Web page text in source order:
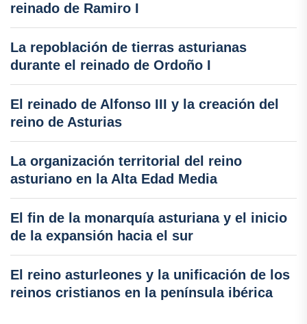
reinado de Ramiro I
La repoblación de tierras asturianas
durante el reinado de Ordoño I
El reinado de Alfonso III y la creación del
reino de Asturias
La organización territorial del reino
asturiano en la Alta Edad Media
El fin de la monarquía asturiana y el inicio
de la expansión hacia el sur
El reino asturleones y la unificación de los
reinos cristianos en la península ibérica